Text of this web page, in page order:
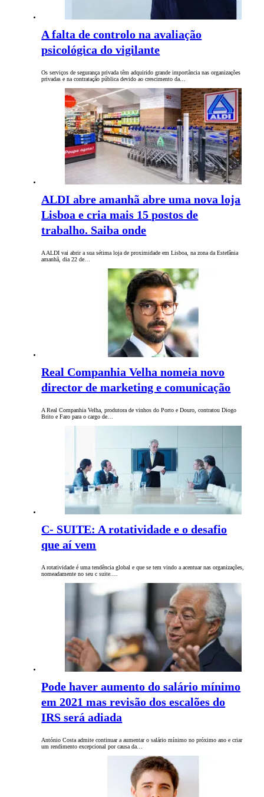
A falta de controlo na avaliação
psicológica do vigilante
Os serviços de segurança privada têm adquirido grande importância nas organizações
privadas e na contratação pública devido ao crescimento da…
ALDI abre amanhã abre uma nova loja
Lisboa e cria mais 15 postos de
trabalho. Saiba onde
A ALDI vai abrir a sua sétima loja de proximidade em Lisboa, na zona da Estefânia
amanhã, dia 22 de…
Real Companhia Velha nomeia novo
director de marketing e comunicação
A Real Companhia Velha, produtora de vinhos do Porto e Douro, contratou Diogo
Brito e Faro para o cargo de…
C- SUITE: A rotatividade e o desafio
que aí vem
A rotatividade é uma tendência global e que se tem vindo a acentuar nas organizações,
nomeadamente no seu c suite.…
Pode haver aumento do salário mínimo
em 2021 mas revisão dos escalões do
IRS será adiada
António Costa admite continuar a aumentar o salário mínimo no próximo ano e criar
um rendimento excepcional por causa da…